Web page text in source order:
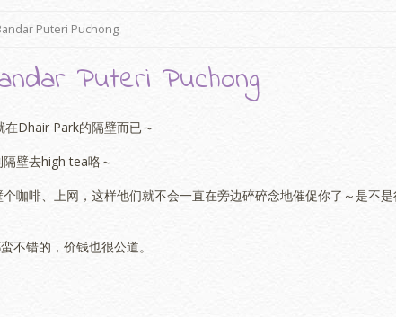
Puteri Puchong
Puteri Puchong
Dhair Park的隔壁而已～
壁去high tea咯～
咖啡、上网，这样他们就不会一直在旁边碎碎念地催促你了～是不
不错的，价钱也很公道。